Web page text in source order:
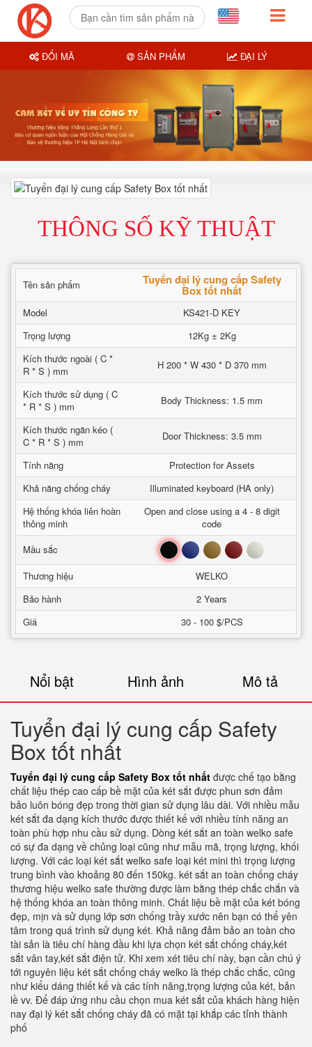
THÔNG SỐ KỸ THUẬT
Tên sản phẩm Tuyển đại lý cung cấp Safety
Box tốt nhất
Model
KS421-D KEY
Trọng lượng
12Kg ± 2Kg
Kích thước ngoài ( C *
R * S ) mm
H 200 * W 430 * D 370 mm
Kích thước sử dụng ( C
* R * S ) mm
Body Thickness: 1.5 mm
Kích thước ngăn kéo (
C * R * S ) mm
Door Thickness: 3.5 mm
Tính năng
Protection for Assets
Khả năng chống cháy
Illuminated keyboard (HA only)
Hệ thống khóa liên hoàn
thông minh
Open and close using a 4 - 8 digit
code
Mầu sắc
Đen Xanh Nâu Đỏ Trắng
Thương hiệu
WELKO
Bảo hành
2 Years
Giá
30 - 100 $/PCS
Nổi bật Hình ảnh Mô tả
Tuyển đại lý cung cấp Safety
Box tốt nhất
Tuyển đại lý cung cấp Safety Box tốt nhất được chế tạo bằng
chất liệu thép cao cấp bề mặt của két sắt được phun sơn đảm
bảo luôn bóng đẹp trong thời gian sử dụng lâu dài. Với nhiều mẫu
két sắt đa dạng kích thước được thiết kế với nhiều tính năng an
toàn phù hợp nhu cầu sử dụng. Dòng két sắt an toàn welko safe
có sự đa dạng về chủng loại cũng như mẫu mã, trọng lượng, khối
lượng. Với các loại két sắt welko safe loại két mini thì trọng lượng
trung bình vào khoảng 80 đến 150kg. két sắt an toàn chống cháy
thương hiệu welko safe thường được làm bằng thép chắc chắn và
hệ thống khóa an toàn thông minh. Chất liệu bề mặt của két bóng
đẹp, mịn và sử dụng lớp sơn chống trầy xước nên bạn có thể yên
tâm trong quá trình sử dụng két. Khả năng đảm bảo an toàn cho
tài sản là tiêu chí hàng đầu khi lựa chọn két sắt chống cháy,két
sắt vân tay,két sắt điện tử. Khi xem xét tiêu chí này, bạn cần chú ý
tới nguyên liệu két sắt chống cháy welko là thép chắc chắc, cũng
như kiểu dáng thiết kế và các tính năng,trọng lượng của két, bản
lề vv. Để đáp ứng nhu cầu chọn mua két sắt của khách hàng hiện
nay đại lý két sắt chống cháy đã có mặt tại khắp các tỉnh thành
phố
ĐỔI MÃ SẢN PHẨM ĐẠI LÝ